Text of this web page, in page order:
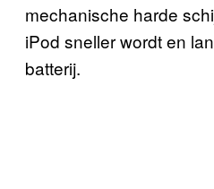
mechanische harde
iPod sneller wordt en
batterij.